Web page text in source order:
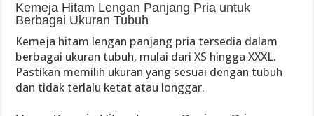
Kemeja Hitam Lengan Panjang Pria untuk
Berbagai Ukuran Tubuh
Kemeja hitam lengan panjang pria tersedia dalam
berbagai ukuran tubuh, mulai dari XS hingga XXXL.
Pastikan memilih ukuran yang sesuai dengan tubuh
dan tidak terlalu ketat atau longgar.